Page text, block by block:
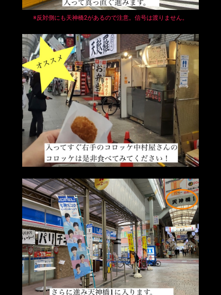
※反対側にも天神橋2があるので注意。信号は渡りません。